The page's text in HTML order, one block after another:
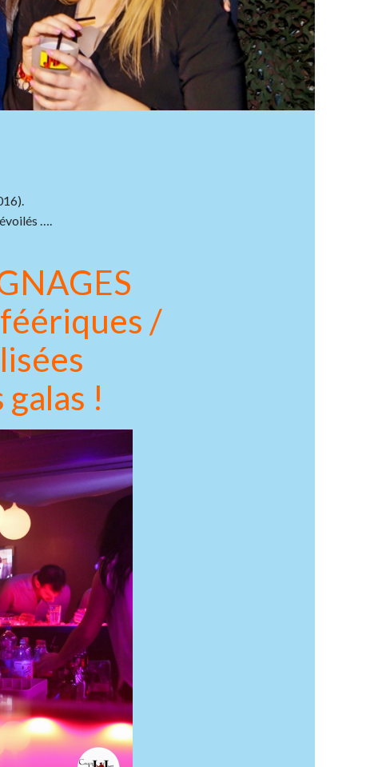
….
/
!